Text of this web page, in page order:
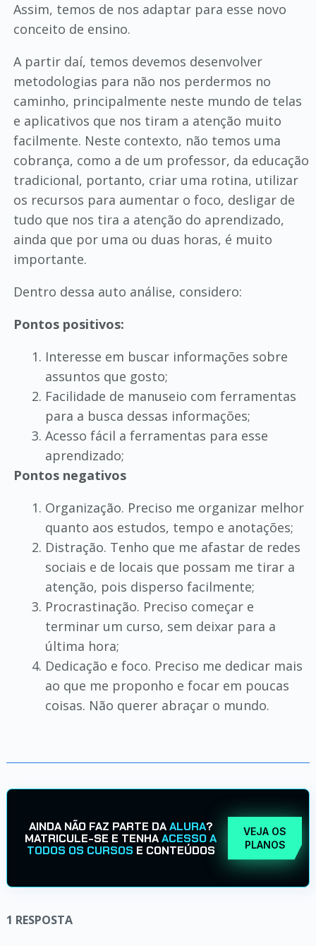
Assim, temos de nos adaptar para esse novo
conceito de ensino.
A partir daí, temos devemos desenvolver
metodologias para não nos perdermos no
caminho, principalmente neste mundo de telas
e aplicativos que nos tiram a atenção muito
facilmente. Neste contexto, não temos uma
cobrança, como a de um professor, da educação
tradicional, portanto, criar uma rotina, utilizar
os recursos para aumentar o foco, desligar de
tudo que nos tira a atenção do aprendizado,
ainda que por uma ou duas horas, é muito
importante.
Dentro dessa auto análise, considero:
Pontos positivos:
Interesse em buscar informações sobre
assuntos que gosto;
Facilidade de manuseio com ferramentas
para a busca dessas informações;
Acesso fácil a ferramentas para esse
aprendizado;
Pontos negativos
Organização. Preciso me organizar melhor
quanto aos estudos, tempo e anotações;
Distração. Tenho que me afastar de redes
sociais e de locais que possam me tirar a
atenção, pois disperso facilmente;
Procrastinação. Preciso começar e
terminar um curso, sem deixar para a
última hora;
Dedicação e foco. Preciso me dedicar mais
ao que me proponho e focar em poucas
coisas. Não querer abraçar o mundo.
AINDA NÃO FAZ PARTE DAALURA?
MATRICULE-SE E TENHAACESSO A
TODOS OS CURSOS E CONTEÚDOS
VEJA OS
PLANOS
1 RESPOSTA